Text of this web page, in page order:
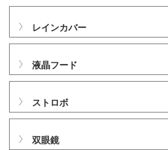
レインカバー
液晶フード
ストロボ
双眼鏡